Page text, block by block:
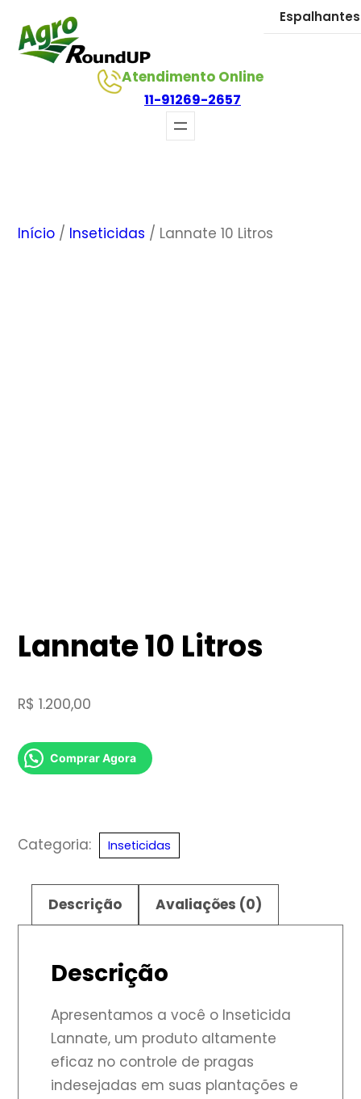
para
Atendimento Online
11-91269-2657
Espalhantes
Início / Inseticidas / Lannate 10 Litros
Lannate 10 Litros
R$ 1.200,00
Comprar Agora
Categoria: Inseticidas
Descrição Avaliações (0)
Descrição
Apresentamos a você o Inseticida
Lannate, um produto altamente
eficaz no controle de pragas
indesejadas em suas plantações e